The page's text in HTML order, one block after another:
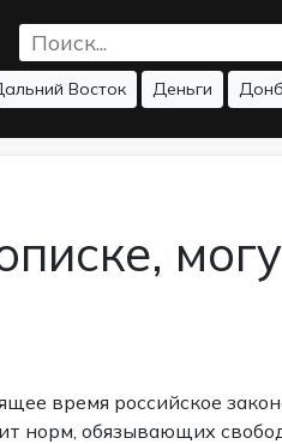
Восток Деньги
время российское
норм, обязывающих